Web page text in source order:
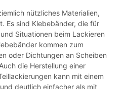
nützliches Materialien,
Es sind Klebebänder, die für
Situationen beim Lackieren
kommen zum
oder Dichtungen an Scheiben
die Herstellung einer
kann mit einem
deutlich einfacher als mit